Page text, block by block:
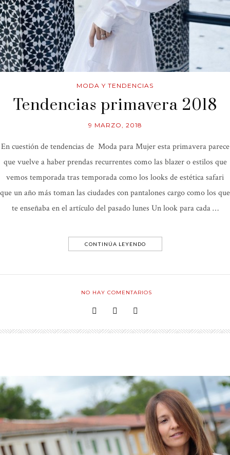
MODA Y TENDENCIAS
Tendencias primavera 2018
9 MARZO, 2018
En cuestión de tendencias de Moda para Mujer esta primavera parece
que vuelve a haber prendas recurrentes como las blazer o estilos que
vemos temporada tras temporada como los looks de estética safari
que un año más toman las ciudades con pantalones cargo como los que
te enseñaba en el artículo del pasado lunes Un look para cada …
CONTINÚA LEYENDO
NO HAY COMENTARIOS